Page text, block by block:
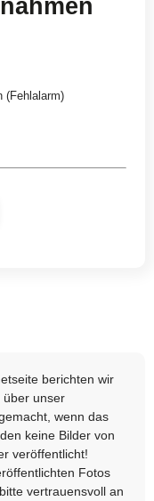
(Fehlalarm)
berichten wir
über unser
wenn das
keine Bilder von
veröffentlicht!
Fotos
vertrauensvoll an